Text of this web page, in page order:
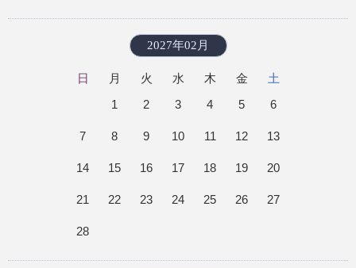
2027年02月
日 月 火 水 木 金
土
1
2 3 4 5 6
7 8 9 10 11 12 13
14 15 16 17 18 19 20
21 22 23 24 25 26 27
28